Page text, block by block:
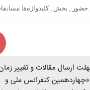
بخش , کلیدواژه‌ها مسابقات,
۰۶
مرداد
مقالات و تغییر زمان
کنفرانس ملی و